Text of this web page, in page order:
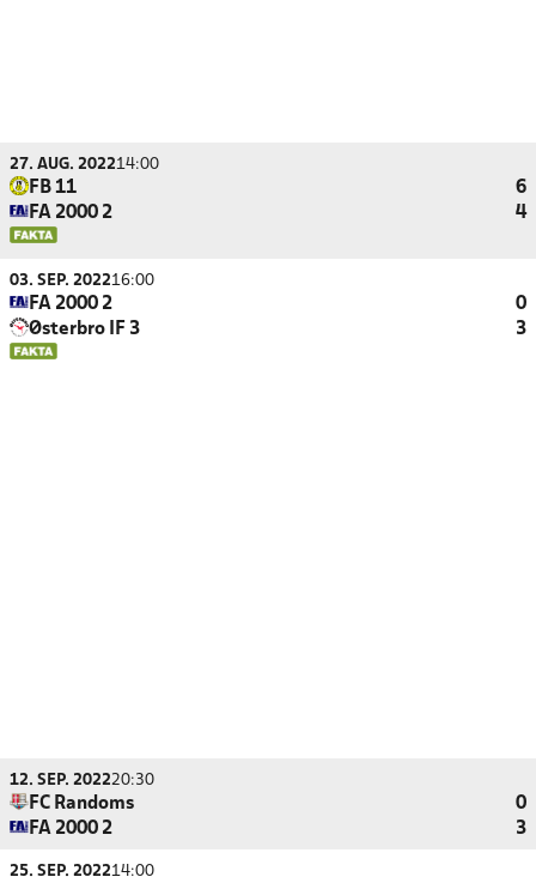
27. AUG. 202214:00
FB 11
6
FA 2000 2
4
03. SEP. 202216:00
FA 2000 2
0
Østerbro IF 3
3
12. SEP. 202220:30
FC Randoms
0
FA 2000 2
3
25. SEP. 202214:00